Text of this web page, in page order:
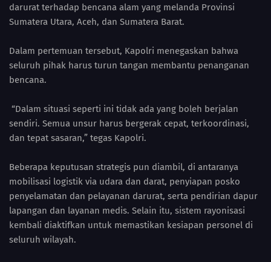
darurat terhadap bencana alam yang melanda Provinsi
Sumatera Utara, Aceh, dan Sumatera Barat.
Dalam pertemuan tersebut, Kapolri menegaskan bahwa
seluruh pihak harus turun tangan membantu penanganan
bencana.
“Dalam situasi seperti ini tidak ada yang boleh berjalan
sendiri. Semua unsur harus bergerak cepat, terkoordinasi,
dan tepat sasaran,” tegas Kapolri.
Beberapa keputusan strategis pun diambil, di antaranya
mobilisasi logistik via udara dan darat, penyiapan posko
penyelamatan dan pelayanan darurat, serta pendirian dapur
lapangan dan layanan medis. Selain itu, sistem rayonisasi
kembali diaktifkan untuk memastikan kesiapan personel di
seluruh wilayah.